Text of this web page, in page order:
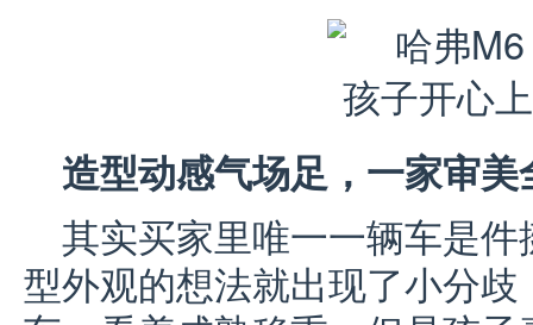
造型动感气场足，一家审美
其实买家里唯一一辆车是
型外观的想法就出现了小分